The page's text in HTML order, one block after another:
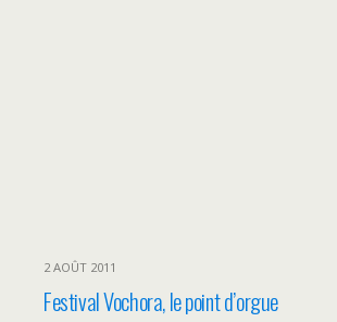
2 AOÛT 2011
Festival Vochora, le point d’orgue